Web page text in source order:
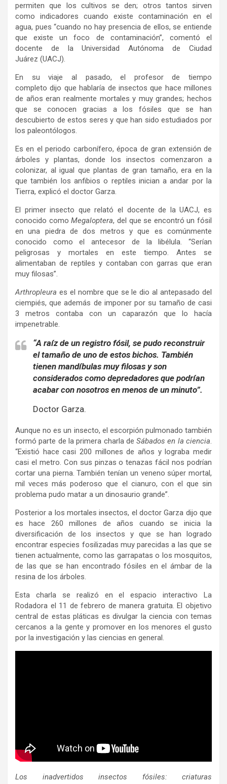
permiten que los cultivos se den; otros tantos sirven
como indicadores cuando existe contaminación en el
agua, pues “cuando no hay presencia de ellos, se entiende
que existe un foco de contaminación”, comentó el
docente de la Universidad Autónoma de Ciudad
Juárez (UACJ).
En su viaje al pasado, el profesor de tiempo
completo dijo que hablaría de insectos que hace millones
de años eran realmente mortales y muy grandes; hechos
que se conocen gracias a los fósiles que se han
descubierto de estos seres y que han sido estudiados por
los paleontólogos.
Es en el periodo carbonífero, época de gran extensión de
árboles y plantas, donde los insectos comenzaron a
colonizar, al igual que plantas de gran tamaño, era en la
que también los anfibios o reptiles inician a andar por la
Tierra, explicó el doctor Garza.
El primer insecto que relató el docente de la UACJ, es
conocido comoMegaloptera, del que se encontró un fósil
en una piedra de dos metros y que es comúnmente
conocido como el antecesor de la libélula. “Serían
peligrosas y mortales en este tiempo. Antes se
alimentaban de reptiles y contaban con garras que eran
muy filosas”.
Arthropleura es el nombre que se le dio al antepasado del
ciempiés, que además de imponer por su tamaño de casi
3 metros contaba con un caparazón que lo hacía
impenetrable.
“A raíz de un registro fósil, se pudo reconstruir
el tamaño de uno de estos bichos. También
tienen mandíbulas muy filosas y son
considerados como depredadores que podrían
acabar con nosotros en menos de un minuto”.
Doctor Garza.
Aunque no es un insecto, el escorpión pulmonado también
formó parte de la primera charla deSábados en la ciencia.
“Existió hace casi 200 millones de años y lograba medir
casi el metro. Con sus pinzas o tenazas fácil nos podrían
cortar una pierna. También tenían un veneno súper mortal,
mil veces más poderoso que el cianuro, con el que sin
problema pudo matar a un dinosaurio grande”.
Posterior a los mortales insectos, el doctor Garza dijo que
es hace 260 millones de años cuando se inicia la
diversificación de los insectos y que se han logrado
encontrar especies fosilizadas muy parecidas a las que se
tienen actualmente, como las garrapatas o los mosquitos,
de las que se han encontrado fósiles en el ámbar de la
resina de los árboles.
Esta charla se realizó en el espacio interactivo La
Rodadora el 11 de febrero de manera gratuita. El objetivo
central de estas pláticas es divulgar la ciencia con temas
cercanos a la gente y promover en los menores el gusto
por la investigación y las ciencias en general.
Los inadvertidos insectos fósiles: criaturas